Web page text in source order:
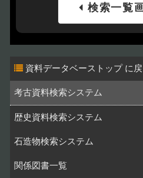
検索一覧
資料データベーストップ
考古資料検索システム
歴史資料検索システム
石造物検索システム
関係図書一覧